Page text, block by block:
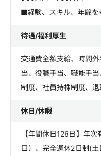
■経験、スキル、年齢を
待遇/福利厚生
交通費全額支給、時間
当、役職手当、職能手
制度、社員持株制度、
休日/休暇
【年間休日126日】年
日）、完全週休2日制(土